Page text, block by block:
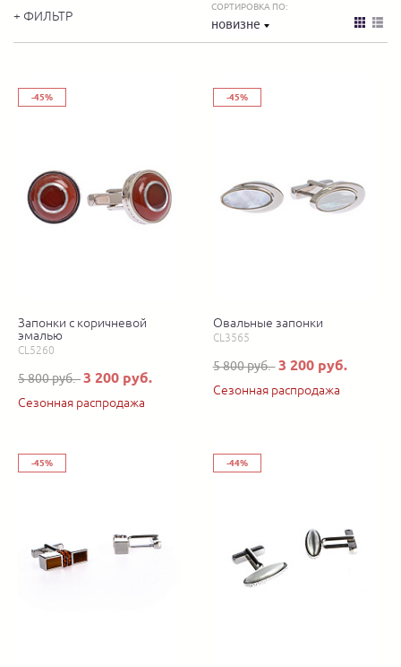
+ ФИЛЬТР
СОРТИРОВКА ПО:
новизне
-45%
Запонки с коричневой
эмалью
CL5260
5 800 руб.3 200 руб.
Сезонная распродажа
-45%
Овальные запонки
CL3565
5 800 руб. 3 200 руб.
Сезонная распродажа
-45% -44%